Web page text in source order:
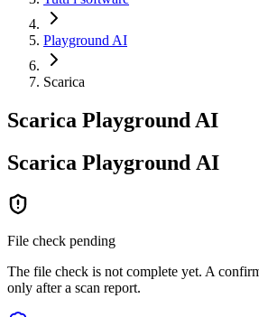
Playground AI
Scarica
Scarica Playground AI
Scarica Playground AI
File check pending
The file check is not complete yet. A
only after a scan report.